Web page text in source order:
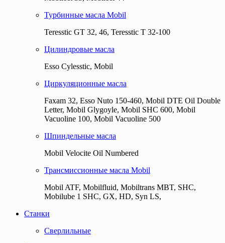
Турбинные масла Mobil
Teresstic GT 32, 46, Teresstic T 32-100
Цилиндровые масла
Esso Cylesstic, Mobil
Циркуляционные масла
Faxam 32, Esso Nuto 150-460, Mobil DTE Oil Double
Letter, Mobil Glygoyle, Mobil SHC 600, Mobil
Vacuoline 100, Mobil Vacuoline 500
Шпиндельные масла
Mobil Velocite Oil Numbered
Трансмиссионные масла Mobil
Mobil ATF, Mobilfluid, Mobiltrans MBT, SHC,
Mobilube 1 SHC, GX, HD, Syn LS,
Станки
Сверлильные